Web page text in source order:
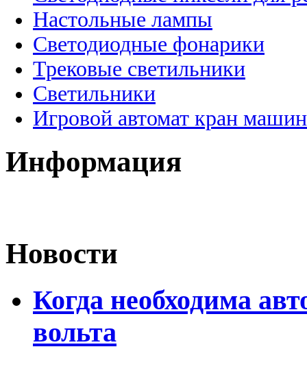
Настольные лампы
Светодиодные фонарики
Трековые светильники
Светильники
Игровой автомат кран
Информация
Новости
Когда необходима
вольта